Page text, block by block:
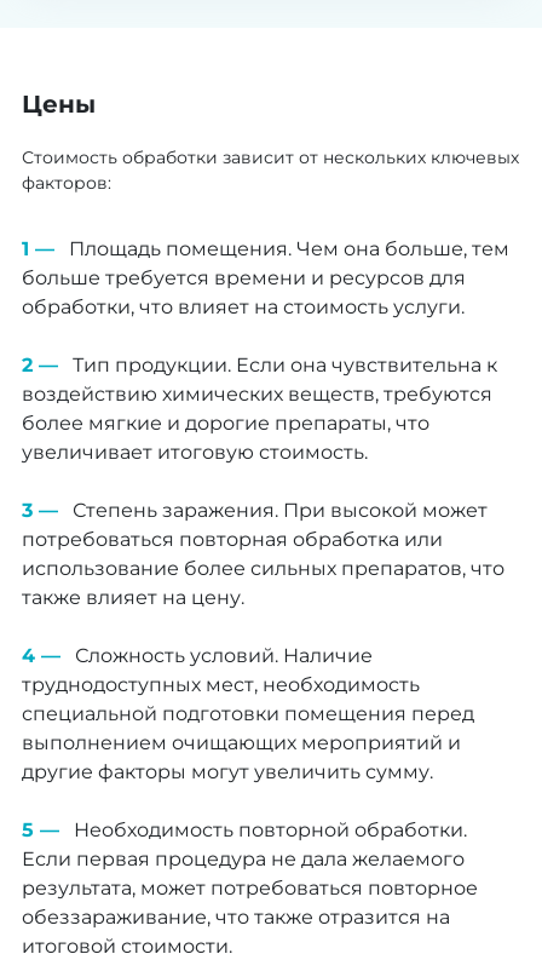
Цены
Стоимость обработки зависит от нескольких ключевых
факторов:
Площадь помещения. Чем она больше, тем
больше требуется времени и ресурсов для
обработки, что влияет на стоимость услуги.
Тип продукции. Если она чувствительна к
воздействию химических веществ, требуются
более мягкие и дорогие препараты, что
увеличивает итоговую стоимость.
Степень заражения. При высокой может
потребоваться повторная обработка или
использование более сильных препаратов, что
также влияет на цену.
Сложность условий. Наличие
труднодоступных мест, необходимость
специальной подготовки помещения перед
выполнением очищающих мероприятий и
другие факторы могут увеличить сумму.
Необходимость повторной обработки.
Если первая процедура не дала желаемого
результата, может потребоваться повторное
обеззараживание, что также отразится на
итоговой стоимости.